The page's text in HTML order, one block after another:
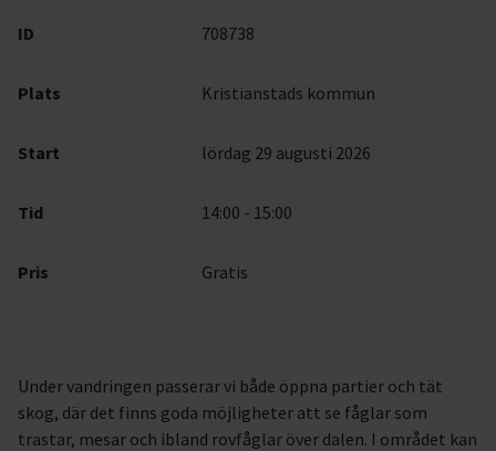
ID 708738
Plats Kristianstads kommun
Start lördag 29 augusti 2026
Tid 14:00 - 15:00
Pris Gratis
Under vandringen passerar vi både öppna partier och tät
skog, där det finns goda möjligheter att se fåglar som
trastar, mesar och ibland rovfåglar över dalen. I området kan